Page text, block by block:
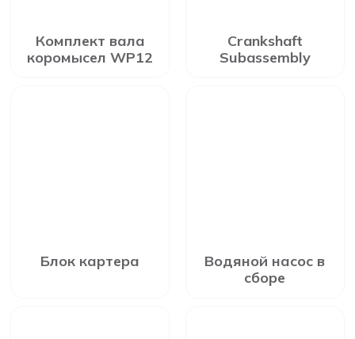
Комплект вала
коромысел WP12
Crankshaft
Subassembly
Блок картера
Водяной насос в
сборе